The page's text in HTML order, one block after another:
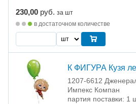
230,00 руб. за шт
в достаточном количестве
К ФИГУРА Кузя
1207-6612
Импекс Компан
партия поставки: 1